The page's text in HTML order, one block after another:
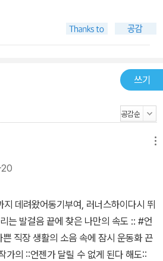
쓰기
데려왔어동기부여, 러너스하이다시 뛰
는 발걸음 끝에 찾은 나만의 속도 :: #언
직장 생활의 소음 속에 잠시 운동화 끈
가의 ::언젠가 달릴 수 없게 된다 해도::